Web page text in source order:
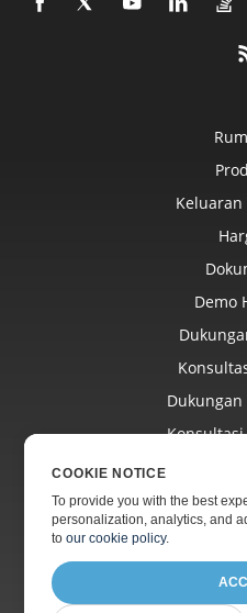
Demo
Situs
COOKIE NOTICE
To provide you with the best
personalization, analytics, and
toour cookie policy.